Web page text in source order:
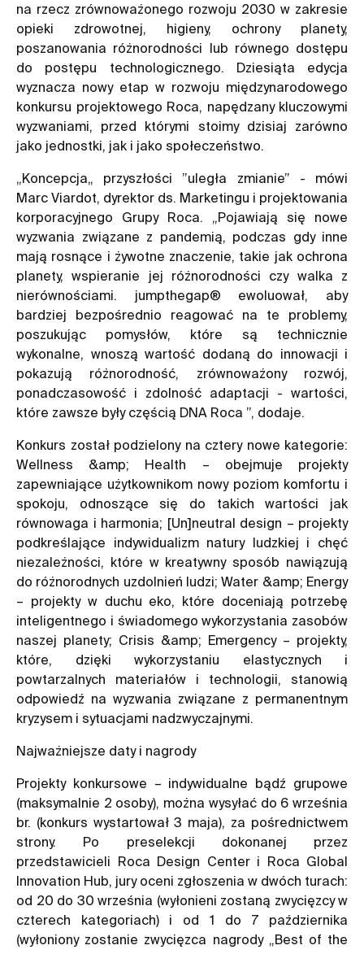
na rzecz zrównoważonego rozwoju 2030 w zakresie
opieki zdrowotnej, higieny, ochrony planety,
poszanowania różnorodności lub równego dostępu
do postępu technologicznego. Dziesiąta edycja
wyznacza nowy etap w rozwoju międzynarodowego
konkursu projektowego Roca, napędzany kluczowymi
wyzwaniami, przed którymi stoimy dzisiaj zarówno
jako jednostki, jak i jako społeczeństwo.
„Koncepcja„ przyszłości ”uległa zmianie” - mówi
Marc Viardot, dyrektor ds. Marketingu i projektowania
korporacyjnego Grupy Roca. „Pojawiają się nowe
wyzwania związane z pandemią, podczas gdy inne
mają rosnące i żywotne znaczenie, takie jak ochrona
planety, wspieranie jej różnorodności czy walka z
nierównościami. jumpthegap® ewoluował, aby
bardziej bezpośrednio reagować na te problemy,
poszukując pomysłów, które są technicznie
wykonalne, wnoszą wartość dodaną do innowacji i
pokazują różnorodność, zrównoważony rozwój,
ponadczasowość i zdolność adaptacji - wartości,
które zawsze były częścią DNA Roca ”, dodaje.
Konkurs został podzielony na cztery nowe kategorie:
Wellness &amp; Health – obejmuje projekty
zapewniające użytkownikom nowy poziom komfortu i
spokoju, odnoszące się do takich wartości jak
równowaga i harmonia; [Un]neutral design – projekty
podkreślające indywidualizm natury ludzkiej i chęć
niezależności, które w kreatywny sposób nawiązują
do różnorodnych uzdolnień ludzi; Water &amp; Energy
– projekty w duchu eko, które doceniają potrzebę
inteligentnego i świadomego wykorzystania zasobów
naszej planety; Crisis &amp; Emergency – projekty,
które, dzięki wykorzystaniu elastycznych i
powtarzalnych materiałów i technologii, stanowią
odpowiedź na wyzwania związane z permanentnym
kryzysem i sytuacjami nadzwyczajnymi.
Najważniejsze daty i nagrody
Projekty konkursowe – indywidualne bądź grupowe
(maksymalnie 2 osoby), można wysyłać do 6 września
br. (konkurs wystartował 3 maja), za pośrednictwem
strony. Po preselekcji dokonanej przez
przedstawicieli Roca Design Center i Roca Global
Innovation Hub, jury oceni zgłoszenia w dwóch turach:
od 20 do 30 września (wyłonieni zostaną zwycięzcy w
czterech kategoriach) i od 1 do 7 października
(wyłoniony zostanie zwycięzca nagrody „Best of the